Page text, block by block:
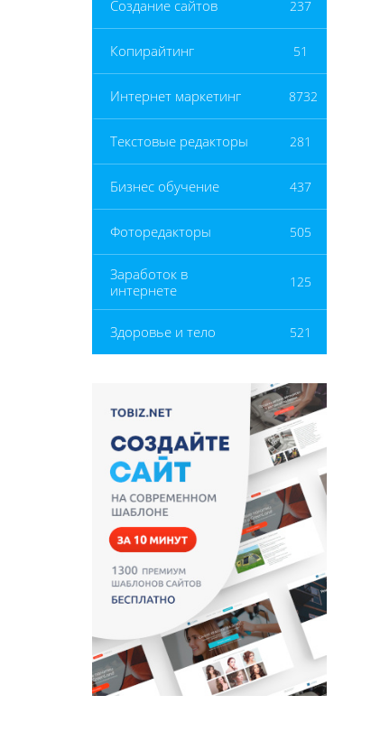
Создание сайтов 237
Копирайтинг 51
Интернет маркетинг 8732
Текстовые редакторы 281
Бизнес обучение 437
Фоторедакторы 505
Заработок в
интернете
125
Здоровье и тело 521